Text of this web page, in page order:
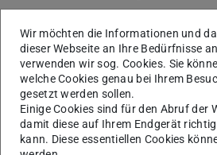
+49 6151 8229-675
L1|01 24
Ottilie-Bock-Straße 1
64287Darmstadt
Links
Wir möchten die Informationen und
dieser Webseite an Ihre Bedürfnisse
verwenden wir sog. Cookies. Sie
welche Cookies genau bei Ihrem
gesetzt werden sollen.
Einige Cookies sind für den Abruf der
damit diese auf Ihrem Endgerät
kann. Diese essentiellen Cookies